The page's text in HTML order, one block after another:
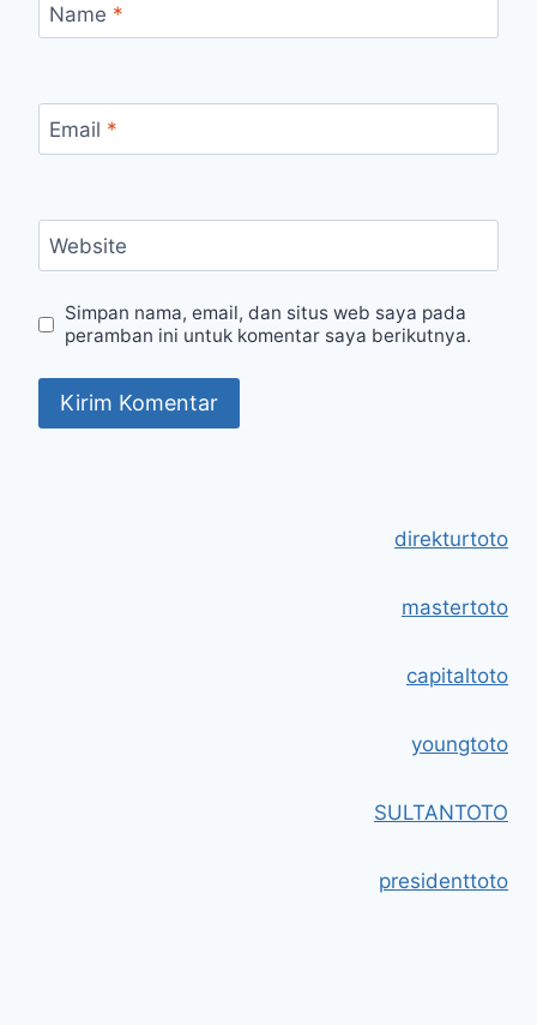
Name *
Email *
Website
Simpan nama, email, dan situs web saya pada
peramban ini untuk komentar saya berikutnya.
direkturtoto
mastertoto
capitaltoto
youngtoto
SULTANTOTO
presidenttoto